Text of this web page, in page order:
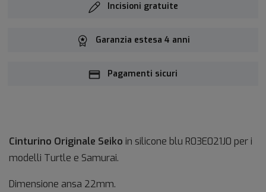
Incisioni gratuite
Garanzia estesa 4 anni
Pagamenti sicuri
Cinturino Originale Seiko in silicone blu R03E021J0 per i
modelli Turtle e Samurai.
Dimensione ansa 22mm.